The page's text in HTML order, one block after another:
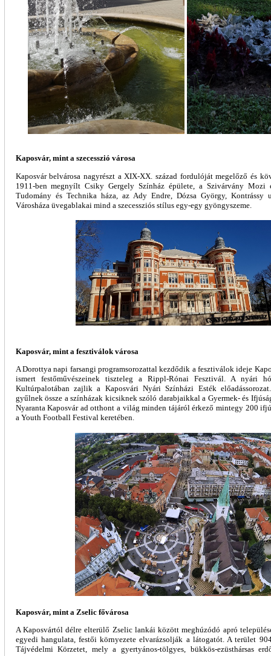
Kaposvár, mint a szecesszió városa
Kaposvár belvárosa nagyrészt a XIX-XX. század fordulóját megelőző és
1911-ben megnyílt Csiky Gergely Színház épülete, a Szivárvány Mozi
Tudomány és Technika háza, az Ady Endre, Dózsa György, Kontrássy
Városháza üvegablakai mind a szecessziós stílus egy-egy gyöngyszeme.
Kaposvár, mint a fesztiválok városa
A Dorottya napi farsangi programsorozattal kezdődik a fesztiválok ideje
ismert festőművészeinek tiszteleg a Rippl-Rónai Fesztivál. A nyári
Kultúrpalotában zajlik a Kaposvári Nyári Színházi Esték
gyűlnek össze a színházak kicsiknek szóló darabjaikkal a Gyermek- és
Nyaranta Kaposvár ad otthont a világ minden tájáról érkező mintegy 200
a Youth Football Festival keretében.
Kaposvár, mint a Zselic fővárosa
A Kaposvártól délre elterülő Zselic lankái között meghúzódó apró
egyedi hangulata, festői környezete elvarázsolják a látogatót. A terület
Tájvédelmi Körzetet, mely a gyertyános-tölgyes, bükkös-ezüsthársas